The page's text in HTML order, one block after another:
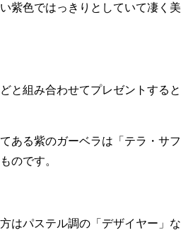
紫色ではっきりとしていて凄く美
と組み合わせてプレゼントすると
ある紫のガーベラは「テラ・サフ
のです。
はパステル調の「デザイヤー」な